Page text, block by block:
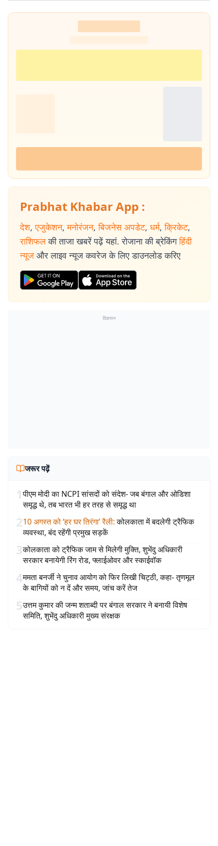
Prabhat Khabar App :
देश, एजुकेशन, मनोरंजन, बिजनेस अपडेट, धर्म, क्रिकेट,
राशिफल की ताजा खबरें पढ़ें यहां. रोजाना की ब्रेकिंग हिंदी
न्यूज और लाइव न्यूज कवरेज के लिए डाउनलोड करिए
विज्ञापन
जरूर पढ़ें
1पीएम मोदी का NCPI सांसदों को संदेश- जब बंगाल और ओडिशा
समृद्ध थे, तब भारत भी हर तरह से समृद्ध था
210 अगस्त को ‘हर घर तिरंगा’ रैली: कोलकाता में बदलेगी ट्रैफिक
व्यवस्था, बंद रहेंगी प्रमुख सड़कें
3कोलकाता को ट्रैफिक जाम से मिलेगी मुक्ति, शुभेंदु अधिकारी
सरकार बनायेगी रिंग रोड, फ्लाईओवर और स्काईवॉक
4ममता बनर्जी ने चुनाव आयोग को फिर लिखी चिट्ठी, कहा- तृणमूल
के बागियों को न दें और समय, जांच करें तेज
5उत्तम कुमार की जन्म शताब्दी पर बंगाल सरकार ने बनायी विशेष
समिति, शुभेंदु अधिकारी मुख्य संरक्षक